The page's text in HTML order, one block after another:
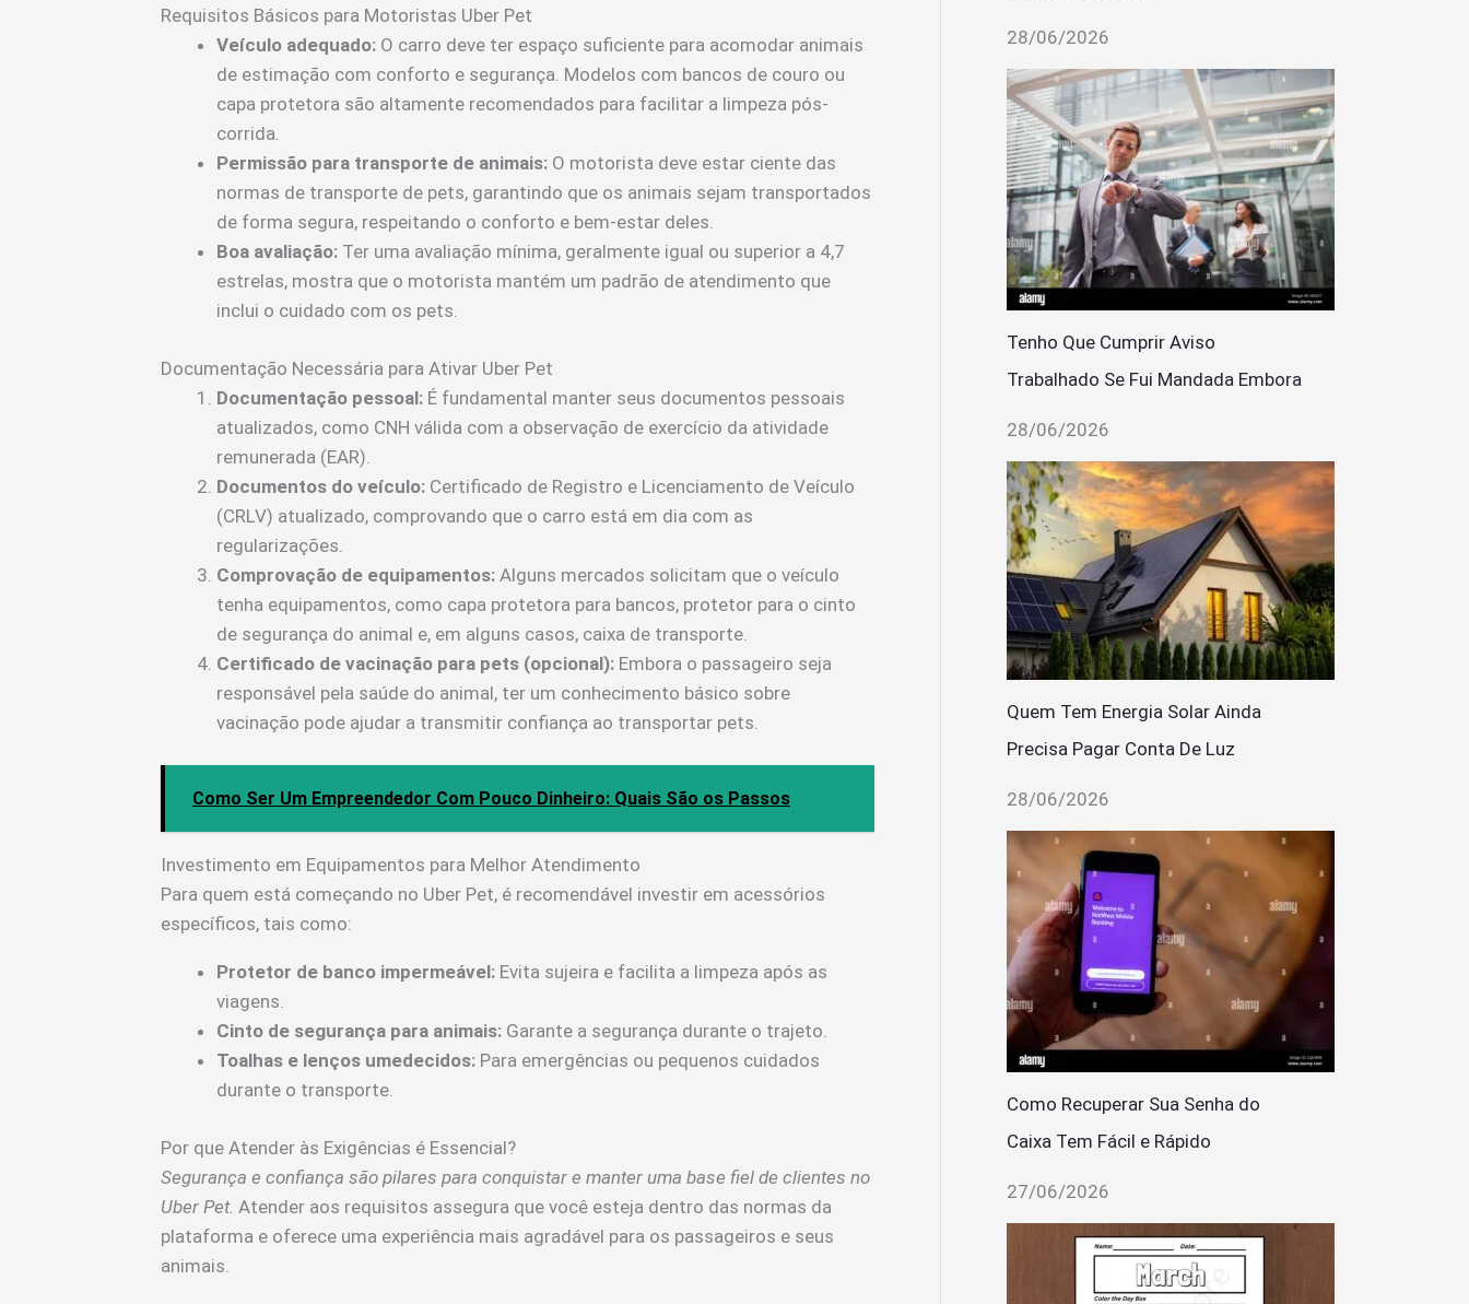
Requisitos Básicos para Motoristas Uber Pet
Veículo adequado: O carro deve ter espaço suficiente para acomodar animais
de estimação com conforto e segurança. Modelos com bancos de couro ou
capa protetora são altamente recomendados para facilitar a limpeza pós-
corrida.
Permissão para transporte de animais: O motorista deve estar ciente das
normas de transporte de pets, garantindo que os animais sejam transportados
de forma segura, respeitando o conforto e bem-estar deles.
Boa avaliação: Ter uma avaliação mínima, geralmente igual ou superior a 4,7
estrelas, mostra que o motorista mantém um padrão de atendimento que
inclui o cuidado com os pets.
Documentação Necessária para Ativar Uber Pet
Documentação pessoal: É fundamental manter seus documentos pessoais
atualizados, como CNH válida com a observação de exercício da atividade
remunerada (EAR).
Documentos do veículo: Certificado de Registro e Licenciamento de Veículo
(CRLV) atualizado, comprovando que o carro está em dia com as
regularizações.
Comprovação de equipamentos: Alguns mercados solicitam que o veículo
tenha equipamentos, como capa protetora para bancos, protetor para o cinto
de segurança do animal e, em alguns casos, caixa de transporte.
Certificado de vacinação para pets (opcional): Embora o passageiro seja
responsável pela saúde do animal, ter um conhecimento básico sobre
vacinação pode ajudar a transmitir confiança ao transportar pets.
Como Ser Um Empreendedor Com Pouco Dinheiro: Quais São os Passos
Investimento em Equipamentos para Melhor Atendimento
Para quem está começando no Uber Pet, é recomendável investir em acessórios
específicos, tais como:
Protetor de banco impermeável: Evita sujeira e facilita a limpeza após as
viagens.
Cinto de segurança para animais: Garante a segurança durante o trajeto.
Toalhas e lenços umedecidos: Para emergências ou pequenos cuidados
durante o transporte.
Por que Atender às Exigências é Essencial?
Segurança e confiança são pilares para conquistar e manter uma base fiel de clientes no
Uber Pet. Atender aos requisitos assegura que você esteja dentro das normas da
plataforma e oferece uma experiência mais agradável para os passageiros e seus
animais.
28/06/2026
Tenho Que Cumprir Aviso
Trabalhado Se Fui Mandada Embora
28/06/2026
Quem Tem Energia Solar Ainda
Precisa Pagar Conta De Luz
28/06/2026
Como Recuperar Sua Senha do
Caixa Tem Fácil e Rápido
27/06/2026